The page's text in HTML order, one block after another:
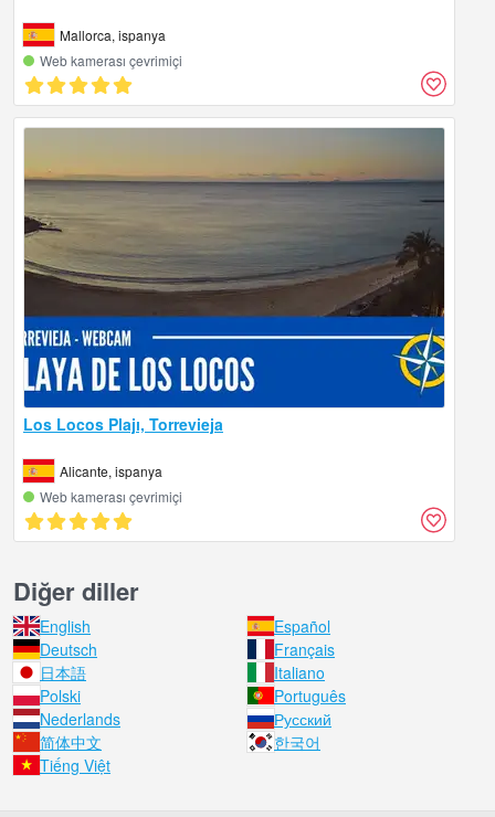
Mallorca, ispanya
Web kamerası çevrimiçi
Los Locos Plajı, Torrevieja
Alicante, ispanya
Web kamerası çevrimiçi
Diğer diller
English
Español
Deutsch
Français
日本語
Italiano
Polski
Português
Nederlands
Русский
简体中文
한국어
Tiếng Việt